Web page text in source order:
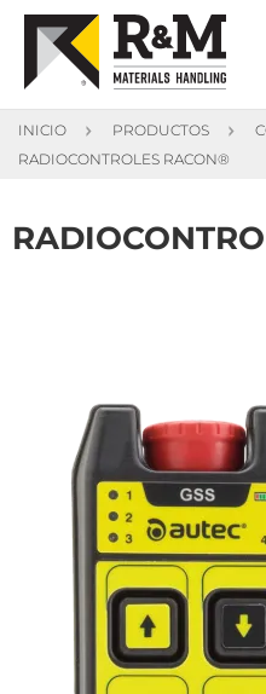
INICIO PRODUCTOS
RADIOCONTROLES RACON®